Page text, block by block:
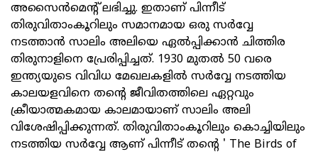
അസൈൻമെന്റ് ലഭിച്ചു. ഇതാണ്‌ പിന്നീട്
തിരുവിതാംകൂറിലും സമാനമായ ഒരു സർവ്വേ
നടത്താൻ സാലിം അലിയെ ഏൽപ്പിക്കാൻ ചിത്തിര
തിരുനാളിനെ പ്രേരിപ്പിച്ചത്. 1930 മുതൽ 50 വരെ
ഇന്ത്യയുടെ വിവിധ മേഖലകളിൽ സർവ്വേ നടത്തിയ
കാലയളവിനെ തന്റെ ജീവിതത്തിലെ ഏറ്റവും
ക്രീയാത്മകമായ കാലമായാണ് സാലിം അലി
വിശേഷിപ്പിക്കുന്നത്. തിരുവിതാംകൂറിലും കൊച്ചിയിലും
നടത്തിയ സർവ്വേ ആണ് പിന്നീട് തന്റെ ' The Birds of